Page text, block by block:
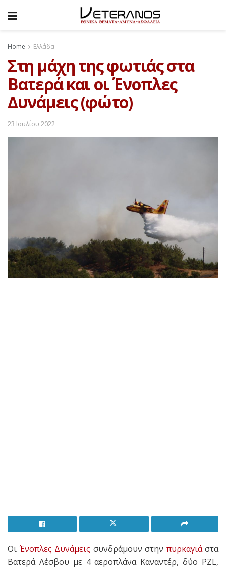
Home Ελλάδα
Στη μάχη της φωτιάς στα
Βατερά και οι Ένοπλες
Δυνάμεις (φώτο)
23 Ιουλίου 2022
Οι Ένοπλες Δυνάμεις συνδράμουν στην πυρκαγιάστα
Βατερά Λέσβου με 4 αεροπλάνα Καναντέρ, δύο PZL,